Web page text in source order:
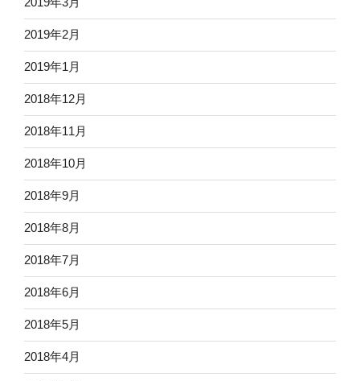
2019年2月
2019年1月
2018年12月
2018年11月
2018年10月
2018年9月
2018年8月
2018年7月
2018年6月
2018年5月
2018年4月